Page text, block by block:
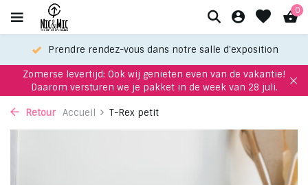
0
Prendre rendez-vous dans notre salle d'exposition
Zomerse levertijd: Ook wij genieten even van de vakantie!
Daarom versturen we je pakket in de week van 28 juli.
Retour Accueil T-Rex petit